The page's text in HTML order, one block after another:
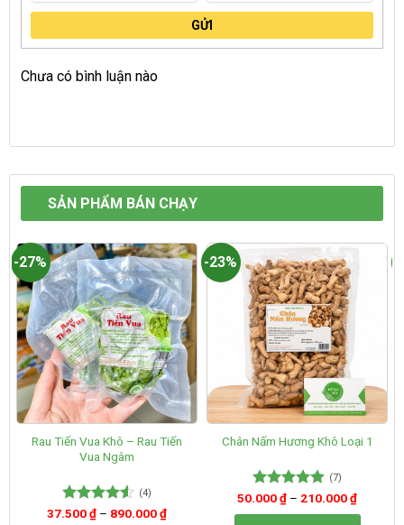
GỬI
Chưa có bình luận nào
SẢN PHẨM BÁN CHẠY
-27%
Rau Tiến Vua Khô – Rau Tiến
Vua Ngâm
Được xếp
(4)
37.500₫ – 890.000₫
-23%
Chân Nấm Hương Khô Loại 1
Được xếp
hạng5.00
(7)
50.000₫ – 210.000₫